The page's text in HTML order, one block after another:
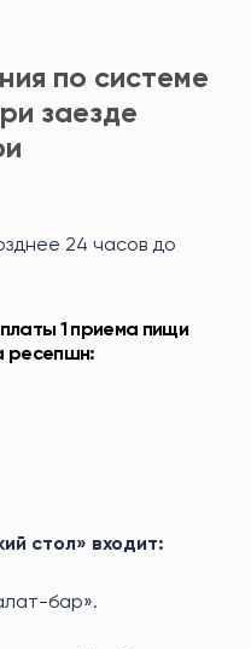
по системе
заезде
24 часов до
1 приема пищи
ресепшн:
стол» входит:
бар».